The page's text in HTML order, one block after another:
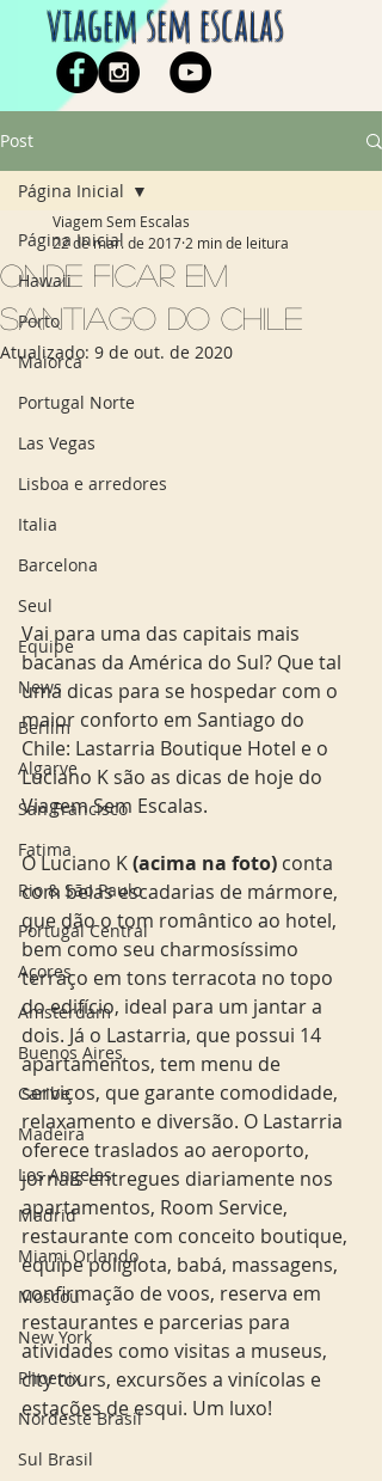
viagem sem escalas
Post
Página Inicial
Hawaii
Porto
Maiorca
Portugal Norte
Las Vegas
Lisboa e arredores
Italia
Barcelona
Seul
Equipe
News
Berlim
Algarve
San Francisco
Fatima
Rio & São Paulo
Portugal Central
Açores
Amsterdam
Buenos Aires
Caribe
Madeira
Los Angeles
Madrid
Miami Orlando
Moscou
New York
Phoenix
Nordeste Brasil
Sul Brasil
Página Inicial
Onde ficar em
Santiago do Chile
Viagem Sem Escalas
22 de mar. de 2017 2 min de leitura
Atualizado: 9 de out. de 2020
Vai para uma das capitais mais
bacanas da América do Sul? Que tal
uma dicas para se hospedar com o
maior conforto em Santiago do
Chile: Lastarria Boutique Hotel e o
Luciano K são as dicas de hoje do
Viagem Sem Escalas.
O Luciano K (acima na foto) conta
com belas escadarias de mármore,
que dão o tom romântico ao hotel,
bem como seu charmosíssimo
terraço em tons terracota no topo
do edifício, ideal para um jantar a
dois. Já o Lastarria, que possui 14
apartamentos, tem menu de
serviços, que garante comodidade,
relaxamento e diversão. O Lastarria
oferece traslados ao aeroporto,
jornais entregues diariamente nos
apartamentos, Room Service,
restaurante com conceito boutique,
equipe poliglota, babá, massagens,
confirmação de voos, reserva em
restaurantes e parcerias para
atividades como visitas a museus,
city tours, excursões a vinícolas e
estações de esqui. Um luxo!